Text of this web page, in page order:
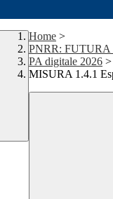
Home >
PNRR:
PA digitale 2026 >
MISURA 1.4.1